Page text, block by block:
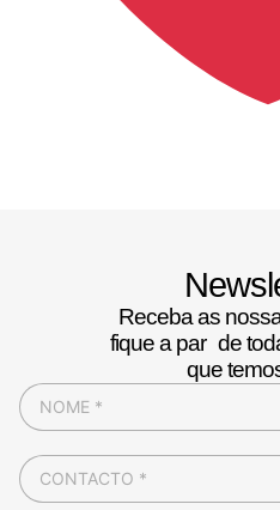
Receba as
fique a par de
que